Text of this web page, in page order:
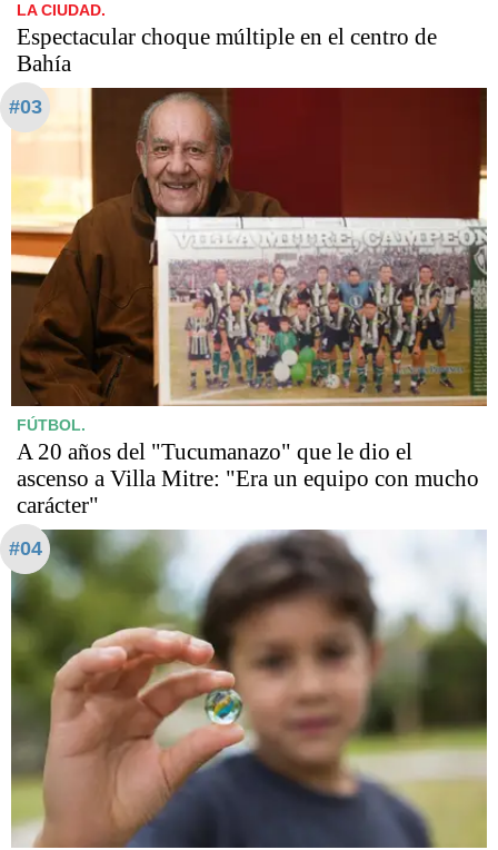
LA CIUDAD.
Espectacular choque múltiple en el centro de
Bahía
#03
FÚTBOL.
A 20 años del "Tucumanazo" que le dio el
ascenso a Villa Mitre: "Era un equipo con mucho
carácter"
#04